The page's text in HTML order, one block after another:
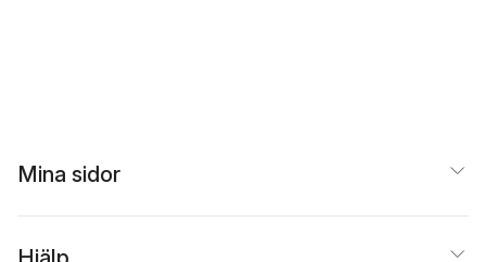
Mina sidor